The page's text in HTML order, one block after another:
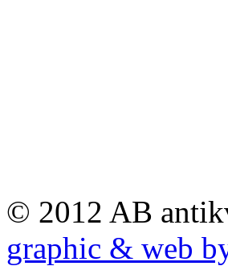
© 2012 AB
graphic & web